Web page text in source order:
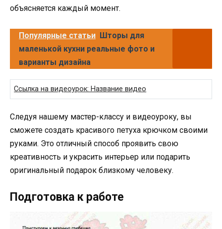
объясняется каждый момент.
Популярные статьи Шторы для
маленькой кухни реальные фото и
варианты дизайна
Ссылка на видеоурок: Название видео
Следуя нашему мастер-классу и видеоуроку, вы
сможете создать красивого петуха крючком своими
руками. Это отличный способ проявить свою
креативность и украсить интерьер или подарить
оригинальный подарок близкому человеку.
Подготовка к работе